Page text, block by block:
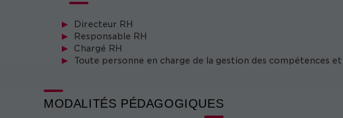
Directeur RH
Responsable RH
Chargé RH
Toute personne en charge de la gestion des compétences
MODALITÉS PÉDAGOGIQUES